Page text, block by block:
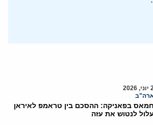
2 יוני, 2026
חמאס בפאניקה: ההסכם בין טראמפ לאיראן
עלול לנטוש את עזה